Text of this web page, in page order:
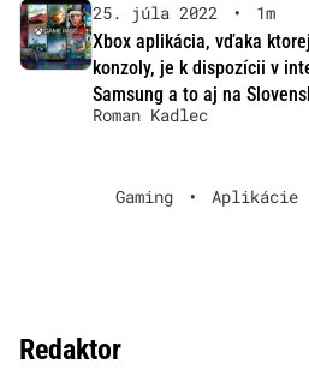
25. júla 2022 •
1m
Xbox aplikácia, vďaka
konzoly, je k dispozícii v
Samsung a to aj na
Roman Kadlec
Gaming • Aplikácie
Redaktor